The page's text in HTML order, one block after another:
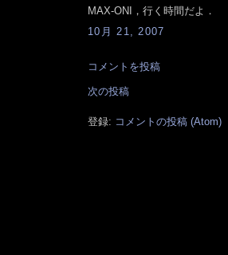
MAX-ONI，行く時間だよ．
10月 21, 2007
コメントを投稿
次の投稿
登録: コメントの投稿 (Atom)